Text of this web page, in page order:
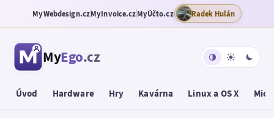
MyWebdesign.czMyInvoice.czMyÚčto.cz Radek Hulán
MyEgo.cz
Úvod Hardware Hry Kavárna Linux a OS X